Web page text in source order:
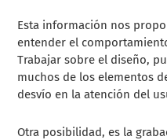
Esta información nos
entender el
Trabajar sobre el diseño,
muchos de los elementos
desvío en la atención del
Otra posibilidad, es la